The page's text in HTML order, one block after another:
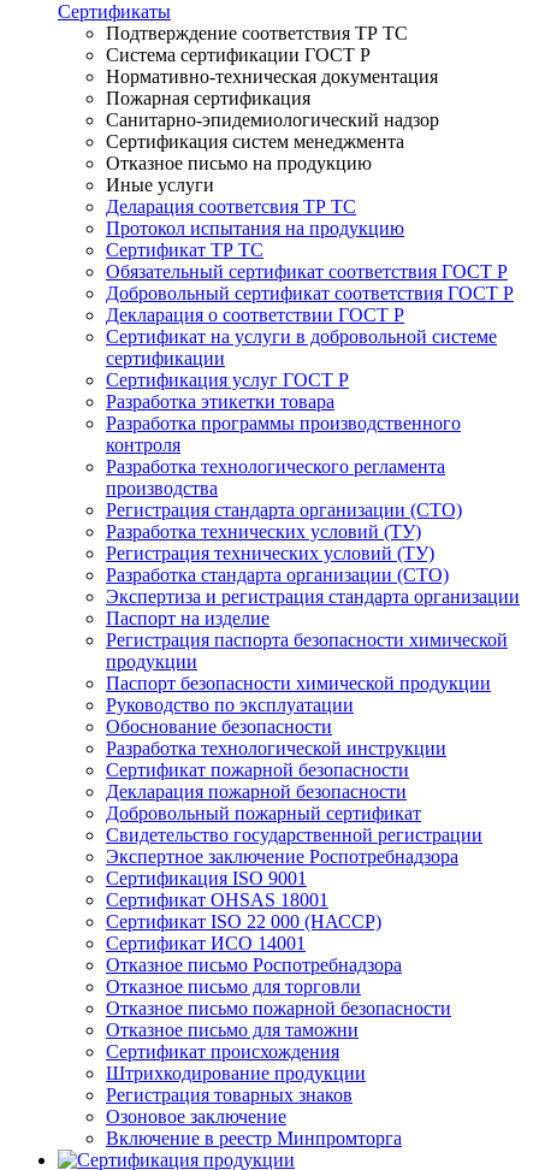
Сертификаты
Подтверждение соответствия ТР ТС
Система сертификации ГОСТ Р
Нормативно-техническая документация
Пожарная сертификация
Санитарно-эпидемиологический надзор
Сертификация систем менеджмента
Отказное письмо на продукцию
Иные услуги
Деларация соответсвия ТР ТС
Протокол испытания на продукцию
Сертификат ТР ТС
Обязательный сертификат соответствия ГОСТ Р
Добровольный сертификат соответствия ГОСТ Р
Декларация о соответствии ГОСТ Р
Сертификат на услуги в добровольной системе
сертификации
Сертификация услуг ГОСТ Р
Разработка этикетки товара
Разработка программы производственного
контроля
Разработка технологического регламента
производства
Регистрация стандарта организации (СТО)
Разработка технических условий (ТУ)
Регистрация технических условий (ТУ)
Разработка стандарта организации (СТО)
Экспертиза и регистрация стандарта организации
Паспорт на изделие
Регистрация паспорта безопасности химической
продукции
Паспорт безопасности химической продукции
Руководство по эксплуатации
Обоснование безопасности
Разработка технологической инструкции
Сертификат пожарной безопасности
Декларация пожарной безопасности
Добровольный пожарный сертификат
Свидетельство государственной регистрации
Экспертное заключение Роспотребнадзора
Сертификация ISO 9001
Сертификат OHSAS 18001
Сертификат ISO 22 000 (НАССР)
Сертификат ИСО 14001
Отказное письмо Роспотребнадзора
Отказное письмо для торговли
Отказное письмо пожарной безопасности
Отказное письмо для таможни
Сертификат происхождения
Штрихкодирование продукции
Регистрация товарных знаков
Озоновое заключение
Включение в реестр Минпромторга